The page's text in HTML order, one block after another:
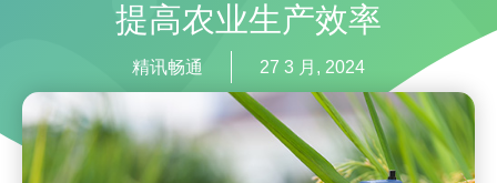
提高农业生产效率
精讯畅通 27 3 月, 2024